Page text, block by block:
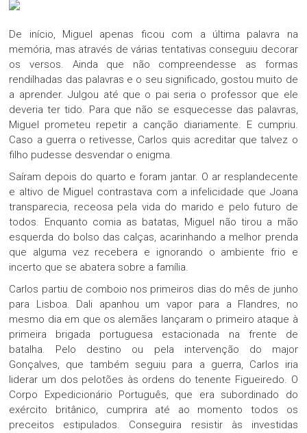
De início, Miguel apenas ficou com a última palavra na
memória, mas através de várias tentativas conseguiu decorar
os versos. Ainda que não compreendesse as formas
rendilhadas das palavras e o seu significado, gostou muito de
a aprender. Julgou até que o pai seria o professor que ele
deveria ter tido. Para que não se esquecesse das palavras,
Miguel prometeu repetir a canção diariamente. E cumpriu.
Caso a guerra o retivesse, Carlos quis acreditar que talvez o
filho pudesse desvendar o enigma.
Saíram depois do quarto e foram jantar. O ar resplandecente
e altivo de Miguel contrastava com a infelicidade que Joana
transparecia, receosa pela vida do marido e pelo futuro de
todos. Enquanto comia as batatas, Miguel não tirou a mão
esquerda do bolso das calças, acarinhando a melhor prenda
que alguma vez recebera e ignorando o ambiente frio e
incerto que se abatera sobre a família.
Carlos partiu de comboio nos primeiros dias do mês de junho
para Lisboa. Dali apanhou um vapor para a Flandres, no
mesmo dia em que os alemães lançaram o primeiro ataque à
primeira brigada portuguesa estacionada na frente de
batalha. Pelo destino ou pela intervenção do major
Gonçalves, que também seguiu para a guerra, Carlos iria
liderar um dos pelotões às ordens do tenente Figueiredo. O
Corpo Expedicionário Português, que era subordinado do
exército britânico, cumprira até ao momento todos os
preceitos estipulados. Conseguira resistir às investidas